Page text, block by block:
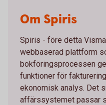
Om Spiris
Spiris - före detta
webbaserad plattform
bokföringsprocessen
funktioner för
ekonomisk analys. Det
affärssystemet passar